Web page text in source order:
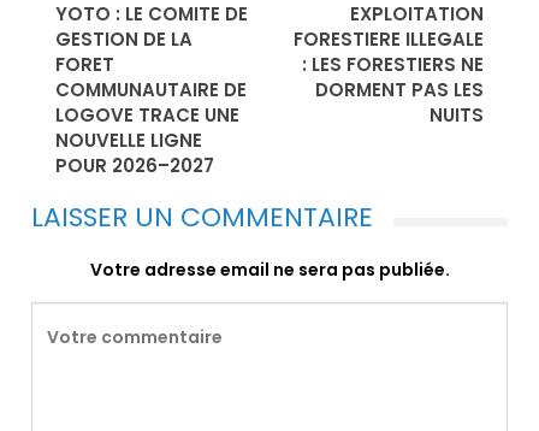
YOTO : LE COMITE DE
GESTION DE LA
FORET
COMMUNAUTAIRE DE
LOGOVE TRACE UNE
NOUVELLE LIGNE
POUR 2026–2027
EXPLOITATION
FORESTIERE ILLEGALE
: LES FORESTIERS NE
DORMENT PAS LES
NUITS
LAISSER UN COMMENTAIRE
Votre adresse email ne sera pas publiée.